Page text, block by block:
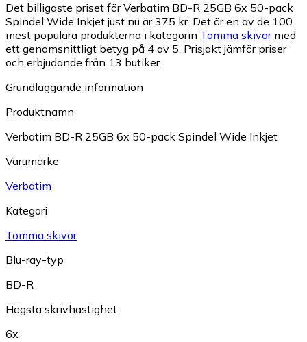
Det billigaste priset för Verbatim BD-R 25GB 6x 50-pack
Spindel Wide Inkjet just nu är 375 kr. Det är en av de 100
mest populära produkterna i kategorin Tomma skivormed
ett genomsnittligt betyg på 4 av 5. Prisjakt jämför priser
och erbjudande från 13 butiker.
Grundläggande information
Produktnamn
Verbatim BD-R 25GB 6x 50-pack Spindel Wide Inkjet
Varumärke
Verbatim
Kategori
Tomma skivor
Blu-ray-typ
BD-R
Högsta skrivhastighet
6x